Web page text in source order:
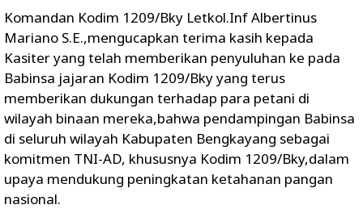
Komandan Kodim 1209/Bky Letkol.Inf Albertinus
Mariano S.E.,mengucapkan terima kasih kepada
Kasiter yang telah memberikan penyuluhan ke pada
Babinsa jajaran Kodim 1209/Bky yang terus
memberikan dukungan terhadap para petani di
wilayah binaan mereka,bahwa pendampingan Babinsa
di seluruh wilayah Kabupaten Bengkayang sebagai
komitmen TNI-AD, khususnya Kodim 1209/Bky,dalam
upaya mendukung peningkatan ketahanan pangan
nasional.